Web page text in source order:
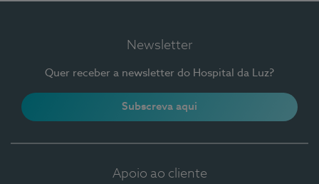
Newsletter
Quer receber a newsletter do Hospital da Luz?
Subscreva aqui
Apoio ao cliente